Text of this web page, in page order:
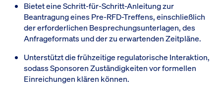
Bietet eine Schritt-für-Schritt-Anleitung zur
Beantragung eines Pre-RFD-Treffens, einschließlich
der erforderlichen Besprechungsunterlagen, des
Anfrageformats und der zu erwartenden Zeitpläne.
Unterstützt die frühzeitige regulatorische Interaktion,
sodass Sponsoren Zuständigkeiten vor formellen
Einreichungen klären können.